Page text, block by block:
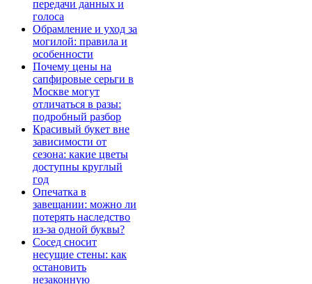
передачи данных и
голоса
Обрамление и уход за
могилой: правила и
особенности
Почему цены на
сапфировые серьги в
Москве могут
отличаться в разы:
подробный разбор
Красивый букет вне
зависимости от
сезона: какие цветы
доступны круглый
год
Опечатка в
завещании: можно ли
потерять наследство
из-за одной буквы?
Сосед сносит
несущие стены: как
остановить
незаконную